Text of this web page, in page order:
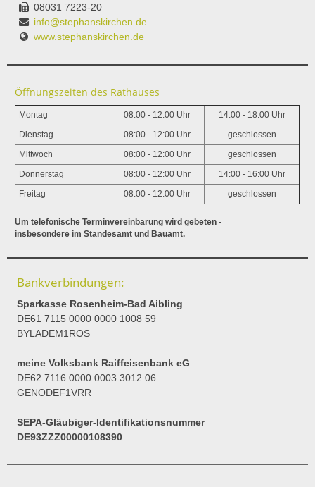
08031 7223-20
info@stephanskirchen.de
www.stephanskirchen.de
Öffnungszeiten des Rathauses
Montag 08:00 - 12:00 Uhr 14:00 - 18:00 Uhr
Dienstag 08:00 - 12:00 Uhr geschlossen
Mittwoch 08:00 - 12:00 Uhr geschlossen
Donnerstag 08:00 - 12:00 Uhr 14:00 - 16:00 Uhr
Freitag 08:00 - 12:00 Uhr geschlossen
Um telefonische Terminvereinbarung wird gebeten -
insbesondere im Standesamt und Bauamt.
Bankverbindungen:
Sparkasse Rosenheim-Bad Aibling
DE61 7115 0000 0000 1008 59
BYLADEM1ROS
meine Volksbank Raiffeisenbank eG
DE62 7116 0000 0003 3012 06
GENODEF1VRR
SEPA-Gläubiger-Identifikationsnummer
DE93ZZZ00000108390